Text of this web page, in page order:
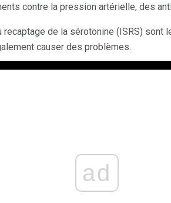
contre la pression artérielle, des
de la sérotonine (ISRS) sont
causer des problèmes.
ad